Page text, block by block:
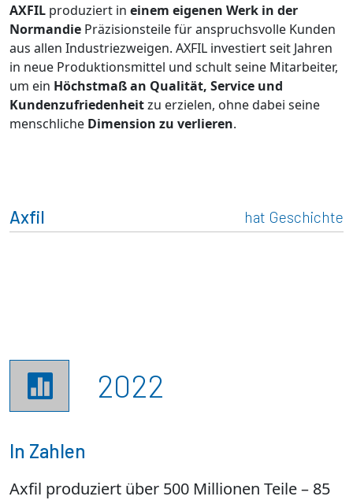
AXFIL produziert in einem eigenen Werk in der
Normandie Präzisionsteile für anspruchsvolle Kunden
aus allen Industriezweigen. AXFIL investiert seit Jahren
in neue Produktionsmittel und schult seine Mitarbeiter,
um ein Höchstmaß an Qualität, Service und
Kundenzufriedenheitzu erzielen, ohne dabei seine
menschliche Dimension zu verlieren.
Axfil hat Geschichte
 2022
In Zahlen
Axfil produziert über 500 Millionen Teile – 85